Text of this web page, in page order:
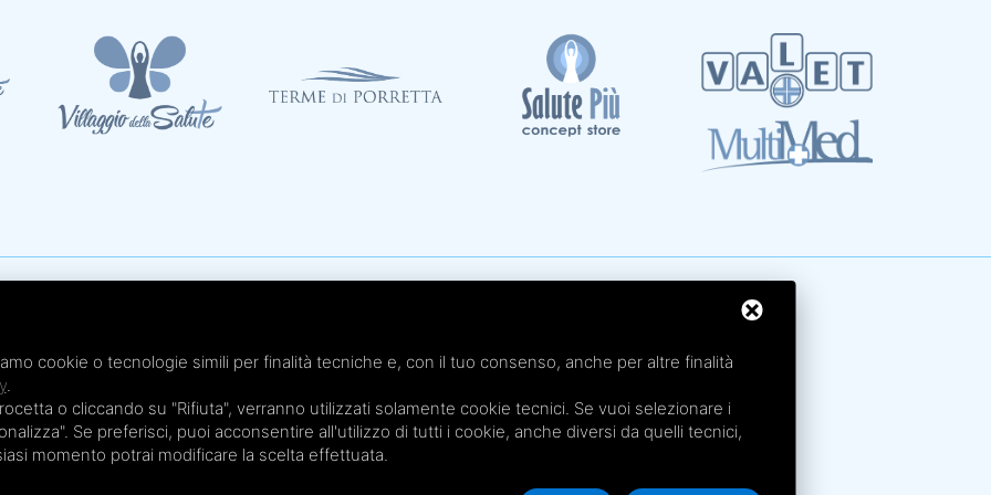
- Cap. Soc. € 20.000,00 i.v.
Terme Felsinee
Terme Acquabios
cookie o tecnologie simili per finalità tecniche e, con il tuo consenso, anche per altre finalità
.
o cliccando su "Rifiuta", verranno utilizzati solamente cookie tecnici. Se vuoi selezionare i
Se preferisci, puoi acconsentire all'utilizzo di tutti i cookie, anche diversi da quelli tecnici,
momento potrai modificare la scelta effettuata.